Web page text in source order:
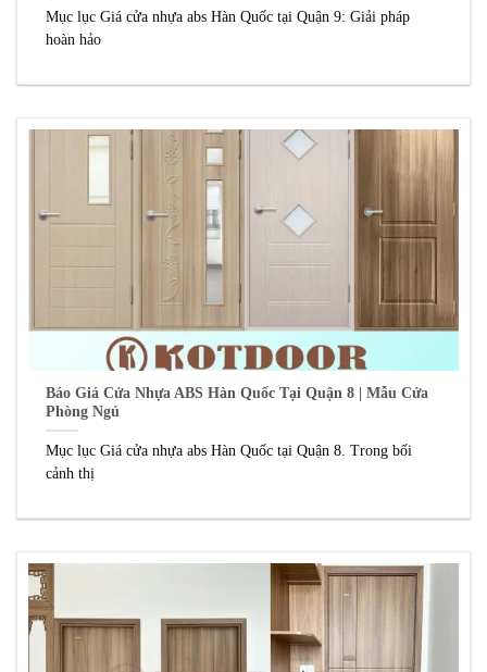
Mục lục Giá cửa nhựa abs Hàn Quốc tại Quận 9: Giải pháp
hoàn hảo
Báo Giá Cửa Nhựa ABS Hàn Quốc Tại Quận 8 | Mẫu Cửa
Phòng Ngủ
Mục lục Giá cửa nhựa abs Hàn Quốc tại Quận 8. Trong bối
cảnh thị